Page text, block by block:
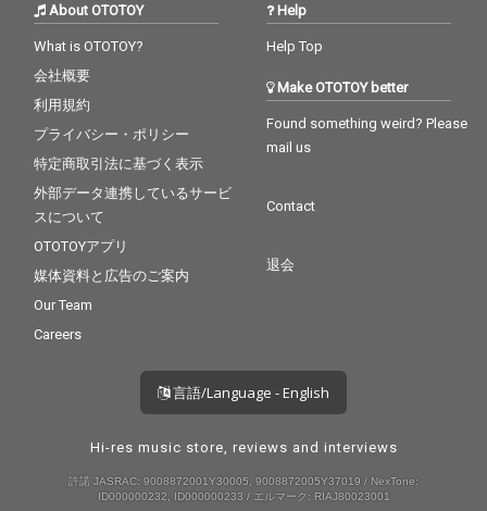
「月光outro」へと至
onosのこれまでのほと
んどの楽曲を手掛けて
きた巨匠・The Anticip
ation Illicit Tsuboiがミ
ックスのみならずマス
タリングも担当してい
後にはDos Monosが最
も影響を受けてきたア
ーティストであるbilly
アメリカから招聘した
自主企画「Theater D v
ドルームにて開催。 国
となく実験的でラディ
カルなヒップホップ
現が交差しているグロ
接続しにいく姿勢を表
「月光outro」へと至
onosのこれまでのほと
きた巨匠・The Anticip
ation Illicit Tsuboiがミ
ックスのみならずマス
タリングも担当してい
後にはDos Monosが最
woodsとBy Storm を
となく実験的でラディ
カルなヒップホップ
現が交差しているグロ
接続しにいく姿勢を表
を手掛けてきた巨匠・
The Anticipation Illicit T
ならずマスタリングも
担当した。
を手掛けてきた巨匠・
The Anticipation Illicit T
suboiがミックスのみ
ならずマスタリングも
担当した。
About OTOTOY
What is OTOTOY?
会社概要
利用規約
プライバシー・ポリシー
特定商取引法に基づく表示
外部データ連携しているサービ
スについて
OTOTOYアプリ
媒体資料と広告のご案内
Our Team
Careers
Help
Help Top
Make OTOTOY better
Found something weird? Please
mail us
Contact
退会
言語/Language - English
Hi-res music store, reviews and interviews
許諾 JASRAC: 9008872001Y30005, 9008872005Y37019 / NexTone:
ID000000232, ID000000233 / エルマーク: RIAJ80023001